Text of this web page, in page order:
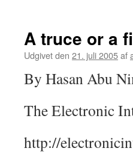
A truce or a
Udgivet den 21. juli 2005af
By Hasan Abu
The Electronic
http://